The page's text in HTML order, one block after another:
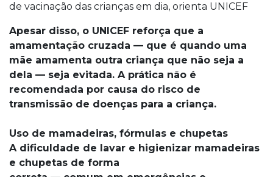
de vacinação das crianças em dia, orienta UNICEF
Apesar disso, o UNICEF reforça que a
amamentação cruzada — que é quando uma
mãe amamenta outra criança que não seja a
dela — seja evitada. A prática não é
recomendada por causa do risco de
transmissão de doenças para a criança.
Uso de mamadeiras, fórmulas e chupetas
A dificuldade de lavar e higienizar mamadeiras
e chupetas de forma